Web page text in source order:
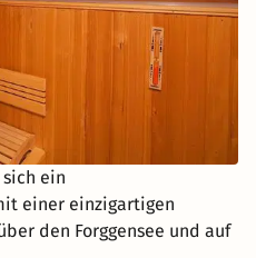
ein
einer einzigartigen
den Forggensee und auf